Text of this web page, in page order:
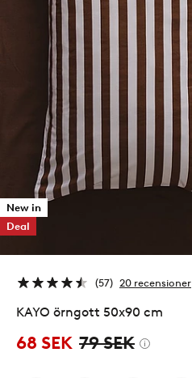
New in
Deal
57 20 recensioner
KAYO örngott 50x90 cm
68 SEK 79 SEK